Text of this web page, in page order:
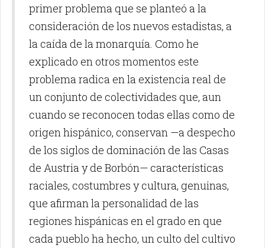
primer problema que se planteó a la
consideración de los nuevos estadistas, a
la caída de la monarquía. Como he
explicado en otros momentos este
problema radica en la existencia real de
un conjunto de colectividades que, aun
cuando se reconocen todas ellas como de
origen hispánico, conservan —a despecho
de los siglos de dominación de las Casas
de Austria y de Borbón— características
raciales, costumbres y cultura, genuinas,
que afirman la personalidad de las
regiones hispánicas en el grado en que
cada pueblo ha hecho, un culto del cultivo